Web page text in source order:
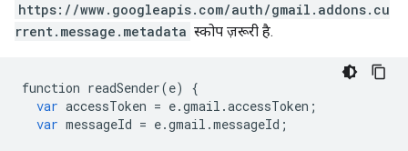
https://www.googleapis.com/auth/gmail.addons.cu
rrent.message.metadata स्कोप ज़रूरी है.
function readSender(e)
{
var accessToken = e.gmail .accessToken ;
var messageId = e.gmail .messageId ;